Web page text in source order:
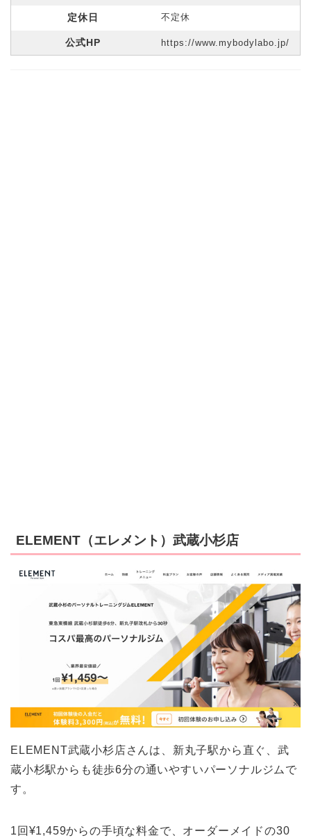
定休日 不定休
公式HP https://www.mybodylabo.jp/
ELEMENT（エレメント）武蔵小杉店
ELEMENT武蔵小杉店さんは、新丸子駅から直ぐ、武
蔵小杉駅からも徒歩6分の通いやすいパーソナルジムで
す。
1回¥1,459からの手頃な料金で、オーダーメイドの30